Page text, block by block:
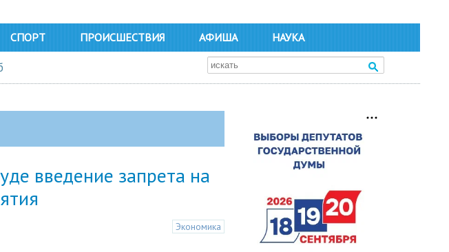
СПОРТ ПРОИСШЕСТВИЯ АФИША НАУКА
введение запрета на
Экономика